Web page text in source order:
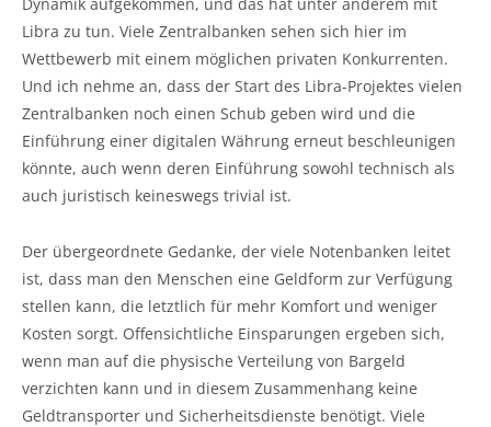
Libra zu tun. Viele Zentralbanken sehen sich hier im
Wettbewerb mit einem möglichen privaten Konkurrenten.
Und ich nehme an, dass der Start des Libra-Projektes vielen
Zentralbanken noch einen Schub geben wird und die
Einführung einer digitalen Währung erneut beschleunigen
könnte, auch wenn deren Einführung sowohl technisch als
auch juristisch keineswegs trivial ist.
Der übergeordnete Gedanke, der viele Notenbanken leitet
ist, dass man den Menschen eine Geldform zur Verfügung
stellen kann, die letztlich für mehr Komfort und weniger
Kosten sorgt. Offensichtliche Einsparungen ergeben sich,
wenn man auf die physische Verteilung von Bargeld
verzichten kann und in diesem Zusammenhang keine
Geldtransporter und Sicherheitsdienste benötigt. Viele